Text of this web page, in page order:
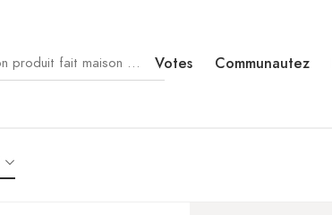
Votes Communautez